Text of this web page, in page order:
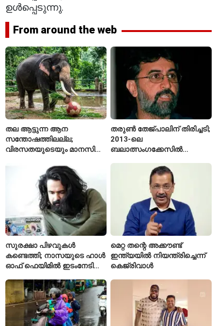
ഉൾപ്പെടുന്നു.
From around the web
തല ആട്ടുന്ന ആന
സന്തോഷത്തിലല്ല;
വിരസതയുടെയും മാനസിക
ലക്ഷണമെന്ന് വിദഗ്ധർ
തരുൺ തേജ്പാലിന് തിരിച്ചടി;
2013-ലെ
ബലാത്സംഗക്കേസിൽ
ഹൈക്കോടതി
സുരക്ഷാ പിഴവുകൾ
കണ്ടെത്തി; നാസയുടെ ഹാൾ
ഓഫ് ഫെയിമിൽ ഇടംനേടി
മെറ്റ തന്റെ അക്കൗണ്ട്
ഇന്ത്യയിൽ നിയന്ത്രിച്ചെന്ന്
കെജ്‌രിവാൾ